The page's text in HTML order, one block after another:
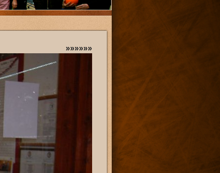
»»»»»»